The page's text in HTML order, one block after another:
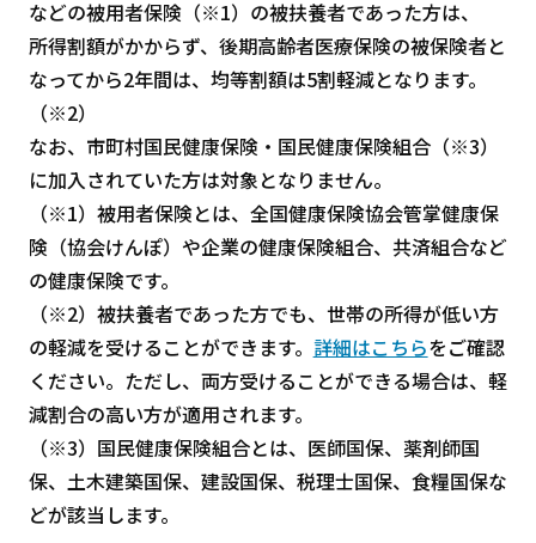
などの被用者保険（※1）の被扶養者であった方は、
所得割額がかからず、後期高齢者医療保険の被保険者と
なってから2年間は、均等割額は5割軽減となります。
（※2）
なお、市町村国民健康保険・国民健康保険組合（※3）
に加入されていた方は対象となりません。
（※1）被用者保険とは、全国健康保険協会管掌健康保
険（協会けんぽ）や企業の健康保険組合、共済組合など
の健康保険です。
（※2）被扶養者であった方でも、世帯の所得が低い方
の軽減を受けることができます。 詳細はこちらをご確認
ください。ただし、両方受けることができる場合は、軽
減割合の高い方が適用されます。
（※3）国民健康保険組合とは、医師国保、薬剤師国
保、土木建築国保、建設国保、税理士国保、食糧国保な
どが該当します。